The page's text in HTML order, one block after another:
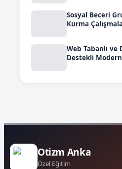
Sosyal Beceri
Kurma
Web Tabanlı
Destekli
Otizm Anka
Özel Eğitim